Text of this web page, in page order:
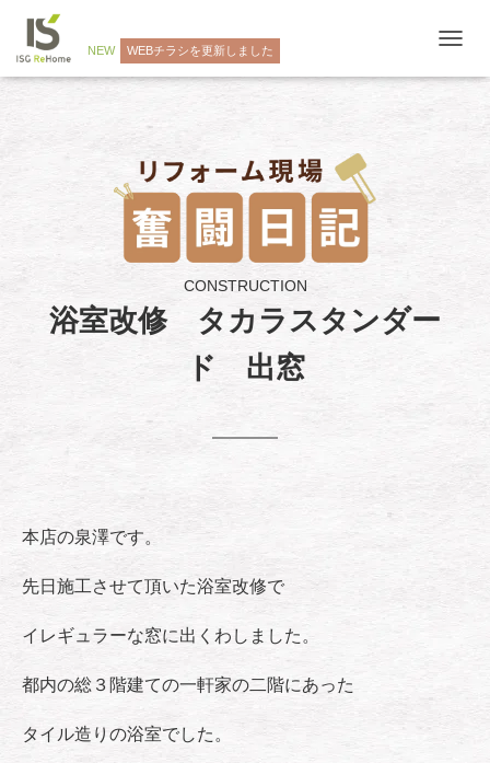
NEW WEBチラシを更新しました
ビ
浴室改修 タカラスタンダー
ド 出窓
CONSTRUCTION
本店の泉澤です。
先日施工させて頂いた浴室改修で
イレギュラーな窓に出くわしました。
都内の総３階建ての一軒家の二階にあった
タイル造りの浴室でした。